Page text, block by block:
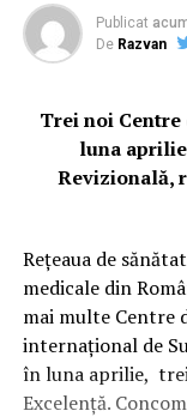
Publicat
De Razvan
Trei noi
luna
Revizională,
Rețeaua de
medicale din
mai multe Centre
internațional de
în luna aprilie,
Excelență.